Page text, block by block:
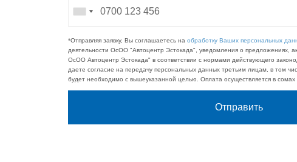
*Отправляя заявку, Вы соглашаетесь на обработку Ваших персональных
деятельности ОсОО "Автоцентр Эстокада", уведомления о предложениях,
ОсОО Автоцентр Эстокада" в соответствии с нормами действующего
даете согласие на передачу персональных данных третьим лицам, в том
будет необходимо с вышеуказанной целью. Оплата осуществляется в
Отправить